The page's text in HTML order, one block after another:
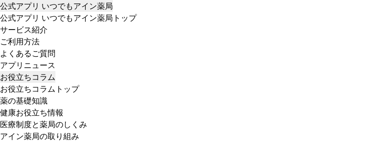
公式アプリ いつでもアイン薬局
公式アプリ いつでもアイン薬局トップ
サービス紹介
ご利用方法
よくあるご質問
アプリニュース
お役立ちコラム
お役立ちコラムトップ
薬の基礎知識
健康お役立ち情報
医療制度と薬局のしくみ
アイン薬局の取り組み